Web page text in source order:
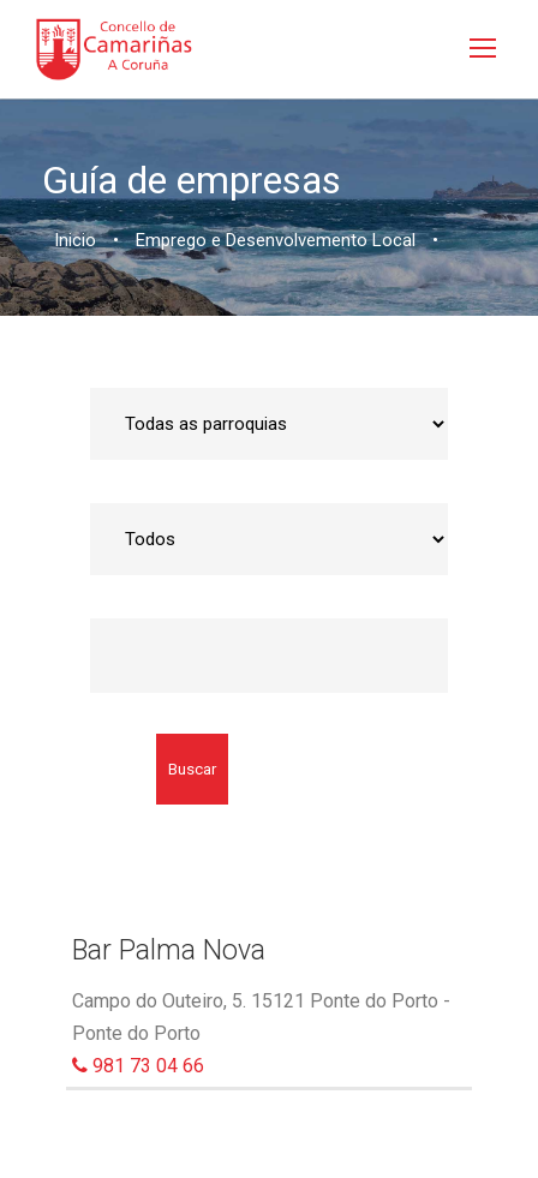
Guía de empresas
Inicio • Emprego e Desenvolvemento Local •
Buscar
Bar Palma Nova
Campo do Outeiro, 5. 15121 Ponte do Porto -
Ponte do Porto
981 73 04 66